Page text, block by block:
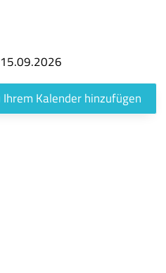
15.09.2026
Ihrem Kalender hinzufügen